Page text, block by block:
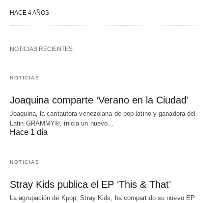
HACE 4 AÑOS
NOTICIAS RECIENTES
NOTICIAS
Joaquina comparte ‘Verano en la Ciudad’
Joaquina, la cantautora venezolana de pop latino y ganadora del
Latin GRAMMY®, inicia un nuevo…
Hace 1 día
NOTICIAS
Stray Kids publica el EP ‘This & That’
La agrupación de Kpop, Stray Kids, ha compartido su nuevo EP